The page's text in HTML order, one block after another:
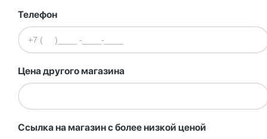
Телефон
Цена другого магазина
Ссылка на магазин с более низкой ценой